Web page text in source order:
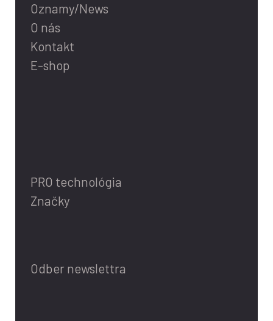
Oznamy/News
O nás
Kontakt
E-shop
PRO technológia
Značky
Odber newslettra